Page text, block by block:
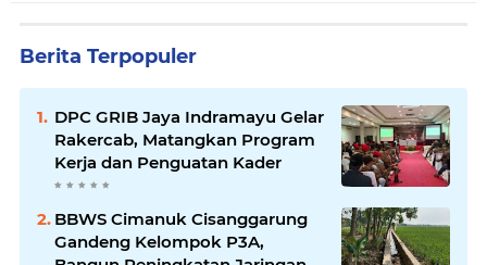
Berita Terpopuler
DPC GRIB Jaya Indramayu Gelar
Rakercab, Matangkan Program
Kerja dan Penguatan Kader
BBWS Cimanuk Cisanggarung
Gandeng Kelompok P3A,